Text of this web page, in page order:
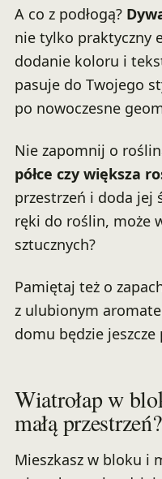
A co z podłogą?
nie tylko praktyczny
dodanie koloru i
pasuje do Twojego
po nowoczesne
Nie zapomnij o
półce czy większa
przestrzeń i doda jej
ręki do roślin, może
sztucznych?
Pamiętaj też o
z ulubionym
domu będzie jeszcze
Wiatrołap w
małą przestrzeń?
Mieszkasz w bloku i